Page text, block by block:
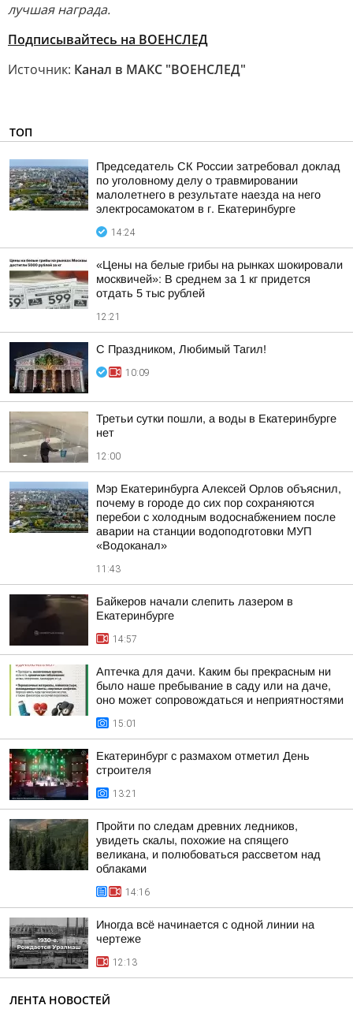
лучшая награда.
Подписывайтесь на ВОЕНСЛЕД
Источник: Канал в МАКС "ВОЕНСЛЕД"
ТОП
Председатель СК России затребовал доклад
по уголовному делу о травмировании
малолетнего в результате наезда на него
электросамокатом в г. Екатеринбурге
14:24
«Цены на белые грибы на рынках шокировали
москвичей»: В среднем за 1 кг придется
отдать 5 тыс рублей
12:21
С Праздником, Любимый Тагил!
10:09
Третьи сутки пошли, а воды в Екатеринбурге
нет
12:00
Мэр Екатеринбурга Алексей Орлов объяснил,
почему в городе до сих пор сохраняются
перебои с холодным водоснабжением после
аварии на станции водоподготовки МУП
«Водоканал»
11:43
Байкеров начали слепить лазером в
Екатеринбурге
14:57
Аптечка для дачи. Каким бы прекрасным ни
было наше пребывание в саду или на даче,
оно может сопровождаться и неприятностями
15:01
Екатеринбург с размахом отметил День
строителя
13:21
Пройти по следам древних ледников,
увидеть скалы, похожие на спящего
великана, и полюбоваться рассветом над
облаками
14:16
Иногда всё начинается с одной линии на
чертеже
12:13
ЛЕНТА НОВОСТЕЙ